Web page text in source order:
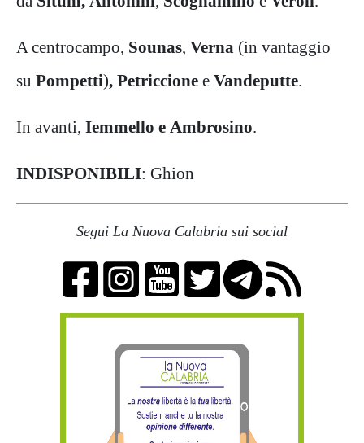
A centrocampo, Sounas, Verna (in vantaggio
su Pompetti), Petriccione e Vandeputte.
In avanti, Iemmello e Ambrosino.
INDISPONIBILI: Ghion
Segui La Nuova Calabria sui social